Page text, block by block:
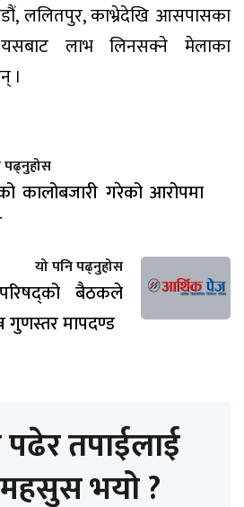
ललितपुर, काभ्रेदेखि आसपासका
यसबाट लाभ लिनसक्ने मेलाका
।
पढ्नुहोस
कालोबजारी गरेको आरोपमा
यो पनि पढ्नुहोस
बैठकले
गुणस्तर मापदण्ड
तपाईलाई
भयो ?